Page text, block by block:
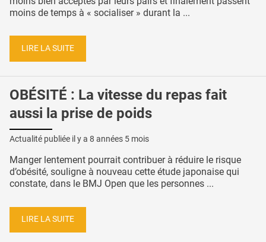
moins de temps à « socialiser » durant la ...
LIRE LA SUITE
OBÉSITÉ : La vitesse du repas fait
aussi la prise de poids
Actualité publiée il y a 8 années 5 mois
Manger lentement pourrait contribuer à réduire le risque
d’obésité, souligne à nouveau cette étude japonaise qui
constate, dans le BMJ Open que les personnes ...
LIRE LA SUITE